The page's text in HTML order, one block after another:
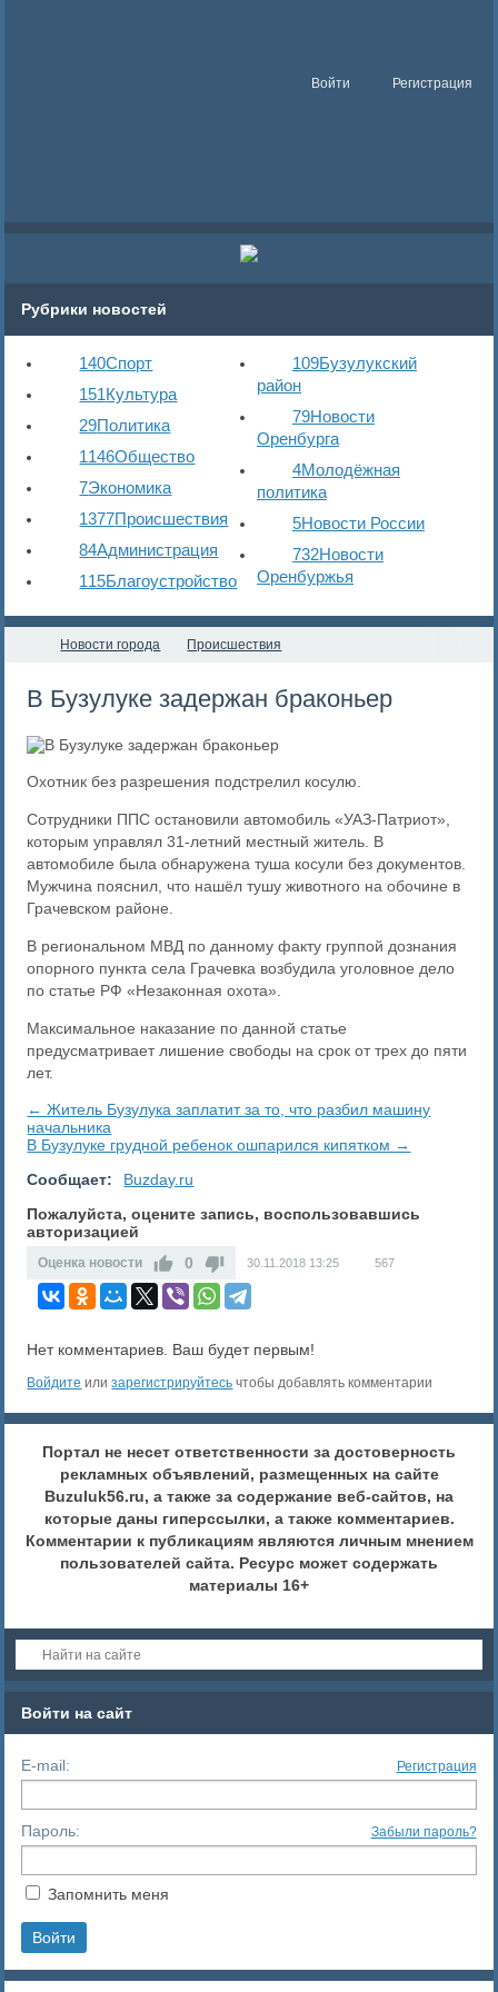
Войти Регистрация
Рубрики новостей
140Спорт
151Культура
29Политика
1146Общество
7Экономика
1377Происшествия
84Администрация
115Благоустройство
109Бузулукский
район
79Новости
Оренбурга
4Молодёжная
политика
5Новости России
732Новости
Оренбуржья
Новости города Происшествия
В Бузулуке задержан браконьер
Охотник без разрешения подстрелил косулю.
Сотрудники ППС остановили автомобиль «УАЗ-Патриот»,
которым управлял 31-летний местный житель. В
автомобиле была обнаружена туша косули без документов.
Мужчина пояснил, что нашёл тушу животного на обочине в
Грачевском районе.
В региональном МВД по данному факту группой дознания
опорного пункта села Грачевка возбудила уголовное дело
по статье РФ «Незаконная охота».
Максимальное наказание по данной статье
предусматривает лишение свободы на срок от трех до пяти
лет.
← Житель Бузулука заплатит за то, что разбил машину
начальника
В Бузулуке грудной ребенок ошпарился кипятком →
Сообщает:
Buzday.ru
Пожалуйста, оцените запись, воспользовавшись
авторизацией
Оценка новости 0 30.11.2018 13:25 567
Нет комментариев. Ваш будет первым!
Войдите илизарегистрируйтесь чтобы добавлять комментарии
Портал не несет ответственности за достоверность
рекламных объявлений, размещенных на сайте
Buzuluk56.ru, а также за содержание веб-сайтов, на
которые даны гиперссылки, а также комментариев.
Комментарии к публикациям являются личным мнением
пользователей сайта. Ресурс может содержать
материалы 16+
Войти на сайт
E-mail: Регистрация
Пароль: Забыли пароль?
Запомнить меня